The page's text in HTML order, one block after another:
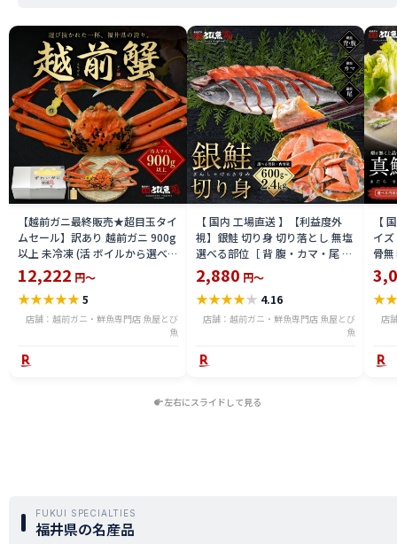
【越前ガニ最終販売★超目玉タイ
ムセール】訳あり 越前ガニ 900g
以上 未冷凍 (活 ボイルから選べ
る) 福井県産 国産 産地直送 脚折
れ 訳ありカニ 越前がに ズワイガ
ニ 越前 かに 送料無料 etz-900w
12,222 円～
★★★★★5
店舗：越前ガニ・鮮魚専門店 魚屋とび
魚
【 国内 工場直送 】【利益度外
視】銀鮭 切り身 切り落とし 無塩
選べる部位［ 背 腹・カマ・尾 ］
600g〜2.4kg 骨取り・骨無し 骨
あり 切り落とし 骨取り・骨無し
切身 ses2301-12ka
2,880 円～
★★★★★ 4.16
店舗：越前ガニ・鮮魚専門店 魚屋とび
魚
【
イ
骨
(真
ライ
★
店
左右にスライドして見る
FUKUI SPECIALTIES
福井県の名産品